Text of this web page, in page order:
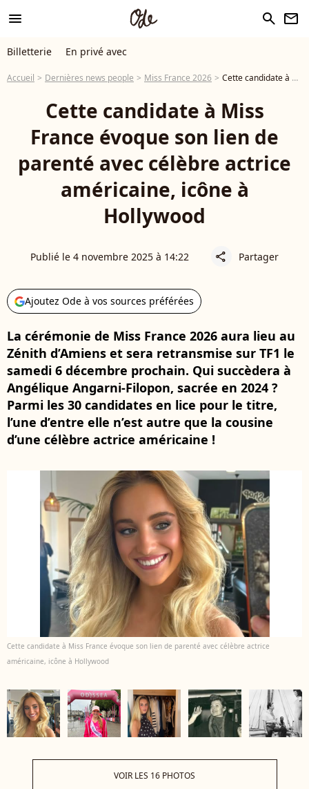
menu search newsletter
Billetterie En privé avec
Accueil Dernières news people Miss France 2026 Cette candidate à Miss France évoque son lien de parenté avec célèbre actrice américaine, icône à Hollywood
Cette candidate à Miss
France évoque son lien de
parenté avec célèbre actrice
américaine, icône à
Hollywood
Publié le 4 novembre 2025 à 14:22 share Partager
Ajoutez Ode à vos sources préférées
La cérémonie de Miss France 2026 aura lieu au
Zénith d’Amiens et sera retransmise sur TF1 le
samedi 6 décembre prochain. Qui succèdera à
Angélique Angarni-Filopon, sacrée en 2024 ?
Parmi les 30 candidates en lice pour le titre,
l’une d’entre elle n’est autre que la cousine
d’une célèbre actrice américaine !
Cette candidate à Miss France évoque son lien de parenté avec célèbre actrice
américaine, icône à Hollywood
VOIR LES 16 PHOTOS